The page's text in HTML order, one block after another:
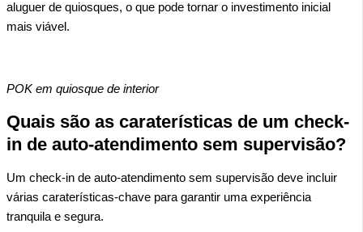
aluguer de quiosques, o que pode tornar o investimento inicial
mais viável.
POK em quiosque de interior
Quais são as caraterísticas de um check-
in de auto-atendimento sem supervisão?
Um check-in de auto-atendimento sem supervisão deve incluir
várias caraterísticas-chave para garantir uma experiência
tranquila e segura.